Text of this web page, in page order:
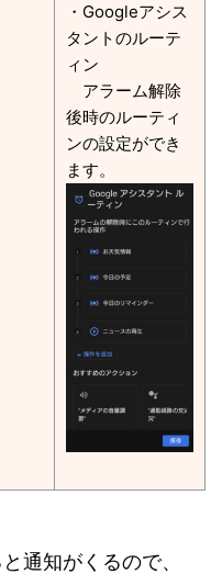
・Googleアシス
タントのルーテ
ィン
アラーム解除
後時のルーティ
ンの設定ができ
ます。
通知がくるので、